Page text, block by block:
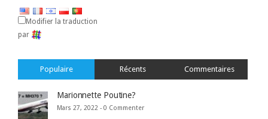
Modifier la traduction
par
Populaire Récents Commentaires
Marionnette Poutine?
Mars 27, 2022 - 0 Commenter